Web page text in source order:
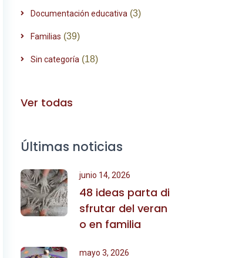
Documentación educativa (3)
Familias (39)
Sin categoría (18)
Ver todas
Últimas noticias
junio 14, 2026
48 ideas parta di
sfrutar del veran
o en familia
mayo 3, 2026